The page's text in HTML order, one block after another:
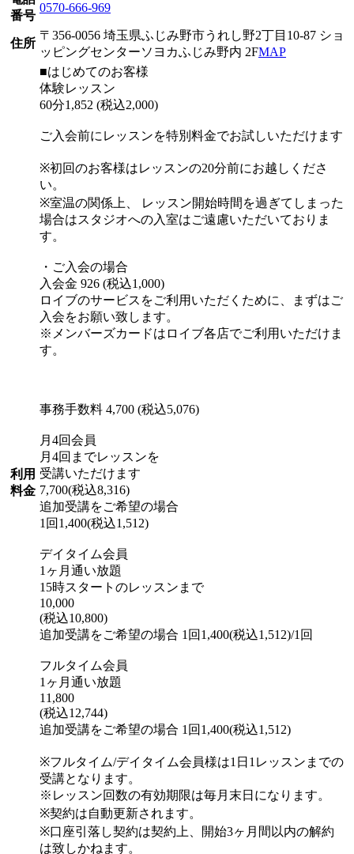
番号
0570-666-969
住所
〒356-0056 埼玉県ふじみ野市うれし野2丁目10-87 ショ
ッピングセンターソヨカふじみ野内 2FMAP
利用
料金
■はじめてのお客様
体験レッスン
60分1,852 (税込2,000)
ご入会前にレッスンを特別料金でお試しいただけます
※初回のお客様はレッスンの20分前にお越しくださ
い。
※室温の関係上、 レッスン開始時間を過ぎてしまった
場合はスタジオへの入室はご遠慮いただいておりま
す。
・ご入会の場合
入会金 926 (税込1,000)
ロイブのサービスをご利用いただくために、まずはご
入会をお願い致します。
※メンバーズカードはロイブ各店でご利用いただけま
す。
事務手数料 4,700 (税込5,076)
月4回会員
月4回までレッスンを
受講いただけます
7,700(税込8,316)
追加受講をご希望の場合
1回1,400(税込1,512)
デイタイム会員
1ヶ月通い放題
15時スタートのレッスンまで
10,000
(税込10,800)
追加受講をご希望の場合 1回1,400(税込1,512)/1回
フルタイム会員
1ヶ月通い放題
11,800
(税込12,744)
追加受講をご希望の場合 1回1,400(税込1,512)
※フルタイム/デイタイム会員様は1日1レッスンまでの
受講となります。
※レッスン回数の有効期限は毎月末日になります。
※契約は自動更新されます。
※口座引落し契約は契約上、開始3ヶ月間以内の解約
は致しかねます。